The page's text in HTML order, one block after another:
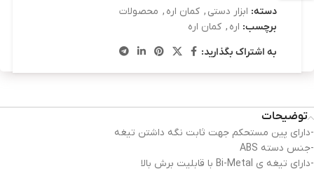
دسته: ابزار دستی , کمان اره , محصولات
برچسب: اره , کمان اره
به اشتراک بگذارید:
توضیحات
-دارای پین مستحکم جهت ثابت نگه داشتن تیغه
-جنس دسته ABS
-دارای تیغه ی Bi-Metal با قابلیت برش بالا